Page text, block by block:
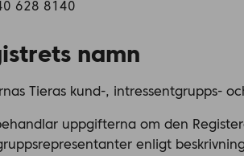
628 8140
namn
Tieras kund-, intressentgrupps-
uppgifterna om den
enligt